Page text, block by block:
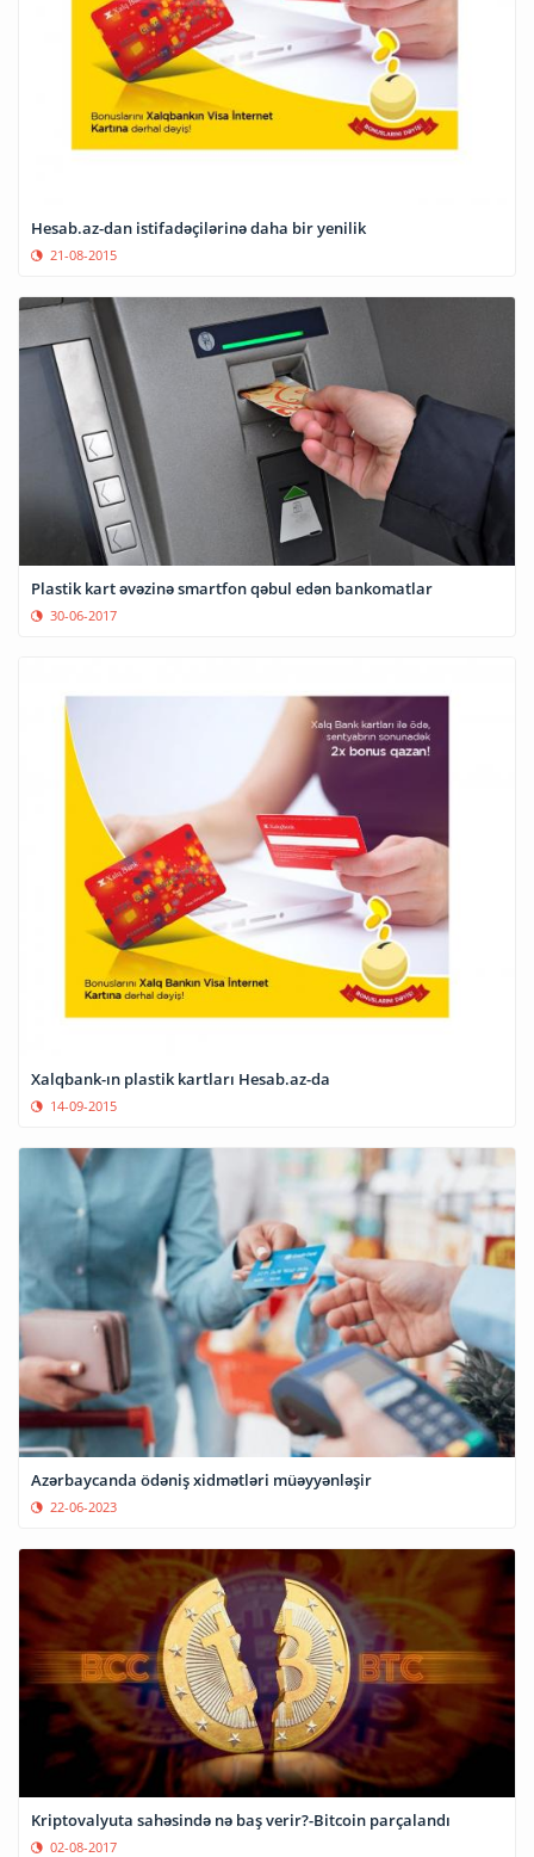
Hesab.az-dan istifadəçilərinə daha bir yenilik
21-08-2015
Plastik kart əvəzinə smartfon qəbul edən bankomatlar
30-06-2017
Xalqbank-ın plastik kartları Hesab.az-da
14-09-2015
Azərbaycanda ödəniş xidmətləri müəyyənləşir
22-06-2023
Kriptovalyuta sahəsində nə baş verir?-Bitcoin parçalandı
02-08-2017